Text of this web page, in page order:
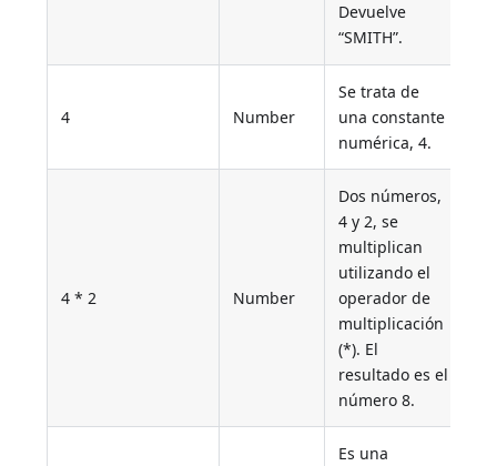
Devuelve
“SMITH”.
4 Number
Se trata de
una constante
numérica, 4.
4 * 2 Number
Dos números,
4 y 2, se
multiplican
utilizando el
operador de
multiplicación
(*). El
resultado es el
número 8.
Es una